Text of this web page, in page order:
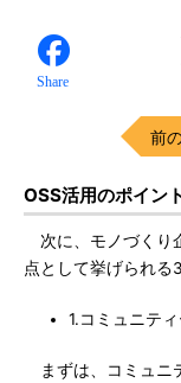
Share
前
OSS活用のポイント
次に、モノづくり
点として挙げられる
1.コミュニテ
まずは、コミュニ